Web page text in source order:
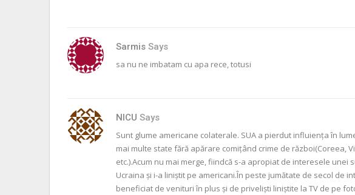
Sarmis Says
sa nu ne imbatam cu apa rece, totusi
NICU Says
Sunt glume americane colaterale. SUA a pierdut influienţa în
mai multe state fără apărare comiţând crime de război(Coreea,
etc.).Acum nu mai merge, fiindcă s-a apropiat de interesele unei
Ucraina şi i-a liniştit pe americani.În peste jumătate de secol de
beneficiat de venituri în plus şi de privelişti liniştite la TV de pe